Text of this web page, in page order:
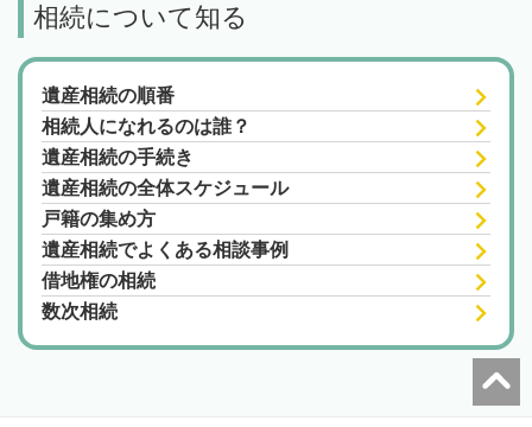
相続について知る
遺産相続の順番
相続人になれるのは誰？
遺産相続の手続き
遺産相続の全体スケジュール
戸籍の集め方
遺産相続でよくある相談事例
借地権の相続
数次相続